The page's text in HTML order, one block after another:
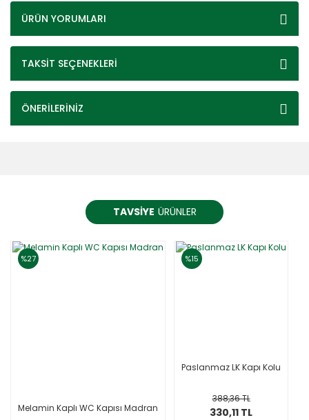
ÜRÜN YORUMLARI
TAKSİT SEÇENEKLERİ
ÖNERİLERİNİZ
TAVSİYE ÜRÜNLER
%27
Melamin Kaplı WC Kapısı Madran
%15
Paslanmaz LK Kapı Kolu
388,36 TL
330,11 TL